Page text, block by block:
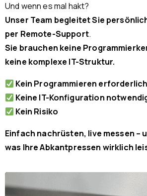
Und wenn es mal hakt?
Unser Team begleitet Sie
per Remote-Support.
Sie brauchen keine
keine komplexe IT-Struktur.
Kein Programmieren erforderlich
Keine IT-Konfiguration
Kein Risiko
Einfach nachrüsten, live messen –
was Ihre Abkantpressen wirklich